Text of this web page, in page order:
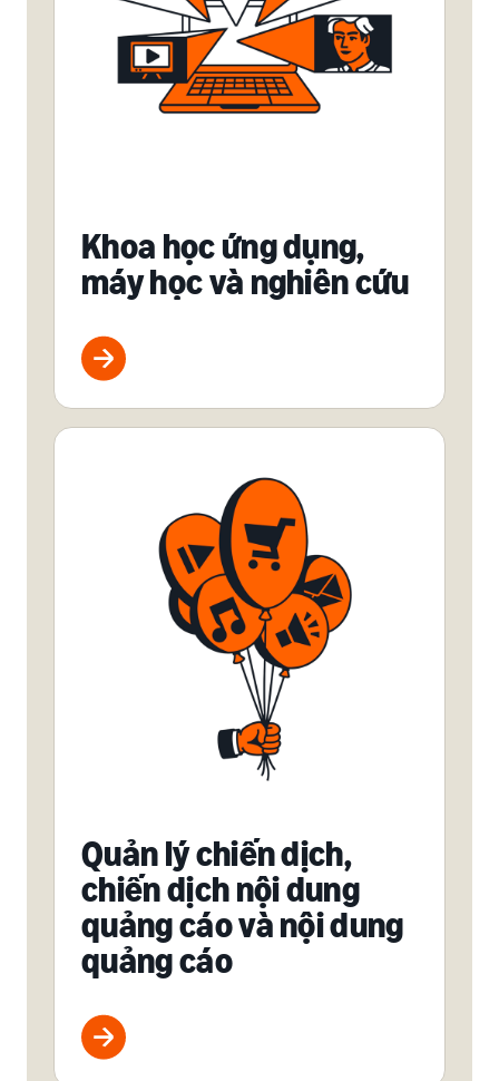
Khoa học ứng dụng,
máy học và nghiên cứu
Quản lý chiến dịch,
chiến dịch nội dung
quảng cáo và nội dung
quảng cáo